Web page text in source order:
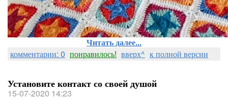
Читать далее...
комментарии: 0 понравилось! вверх^ к полной версии
Установите контакт со своей душой
15-07-2020 14:23